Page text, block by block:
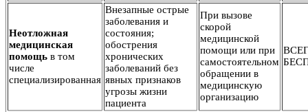
Неотложная
медицинская
помощь в том
числе
специализированная
Внезапные острые
заболевания и
состояния;
обострения
хронических
заболеваний без
явных признаков
угрозы жизни
пациента
При вызове
скорой
медицинской
помощи или при
самостоятельном
обращении в
медицинскую
организацию